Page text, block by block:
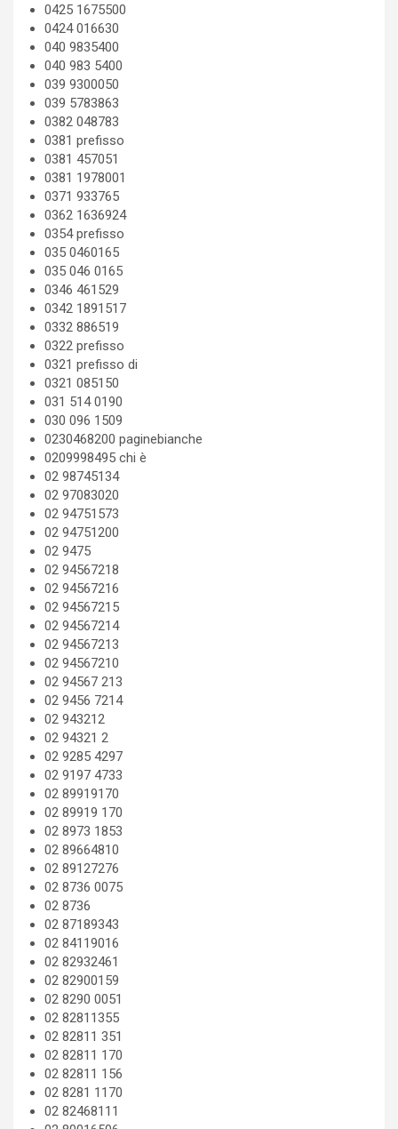
0425 1675500
0424 016630
040 9835400
040 983 5400
039 9300050
039 5783863
0382 048783
0381 prefisso
0381 457051
0381 1978001
0371 933765
0362 1636924
0354 prefisso
035 0460165
035 046 0165
0346 461529
0342 1891517
0332 886519
0322 prefisso
0321 prefisso di
0321 085150
031 514 0190
030 096 1509
0230468200 paginebianche
0209998495 chi è
02 98745134
02 97083020
02 94751573
02 94751200
02 9475
02 94567218
02 94567216
02 94567215
02 94567214
02 94567213
02 94567210
02 94567 213
02 9456 7214
02 943212
02 94321 2
02 9285 4297
02 9197 4733
02 89919170
02 89919 170
02 8973 1853
02 89664810
02 89127276
02 8736 0075
02 8736
02 87189343
02 84119016
02 82932461
02 82900159
02 8290 0051
02 82811355
02 82811 351
02 82811 170
02 82811 156
02 8281 1170
02 82468111